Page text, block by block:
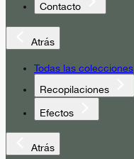
Contacto
Atrás
Todas las colecciones
Recopilaciones
Efectos
Atrás